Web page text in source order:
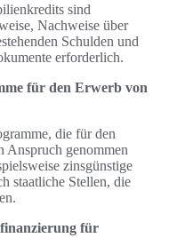
sind
Nachweise über
Schulden und
erforderlich.
für den Erwerb von
die für den
Anspruch genommen
zinsgünstige
staatliche Stellen, die
für